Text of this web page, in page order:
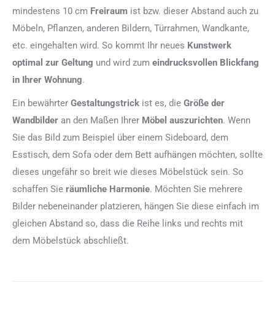
mindestens 10 cm Freiraum ist bzw. dieser Abstand auch zu
Möbeln, Pflanzen, anderen Bildern, Türrahmen, Wandkante,
etc. eingehalten wird. So kommt Ihr neues Kunstwerk
optimal zur Geltung und wird zum eindrucksvollen Blickfang
in Ihrer Wohnung.
Ein bewährter Gestaltungstrick ist es, die Größe der
Wandbilder an den Maßen Ihrer Möbel auszurichten. Wenn
Sie das Bild zum Beispiel über einem Sideboard, dem
Esstisch, dem Sofa oder dem Bett aufhängen möchten, sollte
dieses ungefähr so breit wie dieses Möbelstück sein. So
schaffen Sie räumliche Harmonie. Möchten Sie mehrere
Bilder nebeneinander platzieren, hängen Sie diese einfach im
gleichen Abstand so, dass die Reihe links und rechts mit
dem Möbelstück abschließt.